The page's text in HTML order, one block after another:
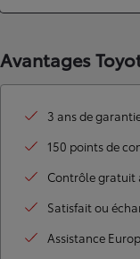
Avantages
3 ans de
150 points de
Contrôle gratuit
Satisfait ou
Assistance